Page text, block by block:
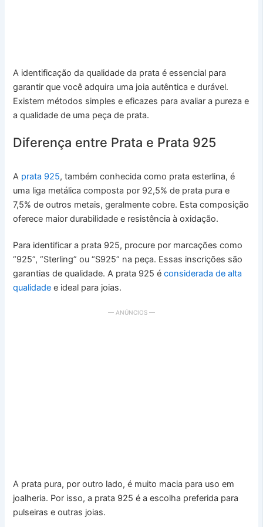
A identificação da qualidade da prata é essencial para
garantir que você adquira uma joia autêntica e durável.
Existem métodos simples e eficazes para avaliar a pureza e
a qualidade de uma peça de prata.
Diferença entre Prata e Prata 925
A prata 925, também conhecida como prata esterlina, é
uma liga metálica composta por 92,5% de prata pura e
7,5% de outros metais, geralmente cobre. Esta composição
oferece maior durabilidade e resistência à oxidação.
Para identificar a prata 925, procure por marcações como
“925”, “Sterling” ou “S925” na peça. Essas inscrições são
garantias de qualidade. A prata 925 éconsiderada de alta
qualidade e ideal para joias.
— ANÚNCIOS —
A prata pura, por outro lado, é muito macia para uso em
joalheria. Por isso, a prata 925 é a escolha preferida para
pulseiras e outras joias.